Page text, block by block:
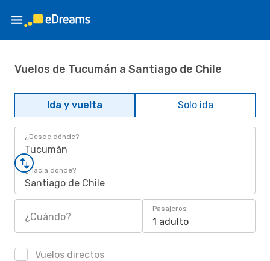
Vuelos de Tucumán a Santiago de Chile
Ida y vuelta Solo ida
¿Desde dónde?
Tucumán
¿Hacia dónde?
Santiago de Chile
¿Cuándo?
Pasajeros
1 adulto
Vuelos directos